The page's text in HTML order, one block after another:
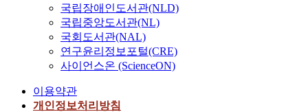
국립장애인도서관(NLD)
국립중앙도서관(NL)
국회도서관(NAL)
연구윤리정보포털(CRE)
사이언스온 (ScienceON)
이용약관
개인정보처리방침